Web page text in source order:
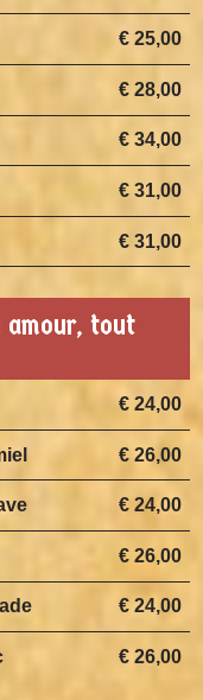
€ 25,00
€ 28,00
€ 34,00
€ 31,00
€ 31,00
amour, tout
€ 24,00
€ 26,00
€ 24,00
€ 26,00
€ 24,00
€ 26,00